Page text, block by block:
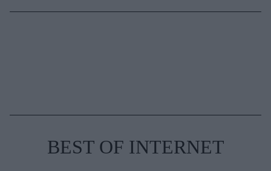
BEST OF INTERNET